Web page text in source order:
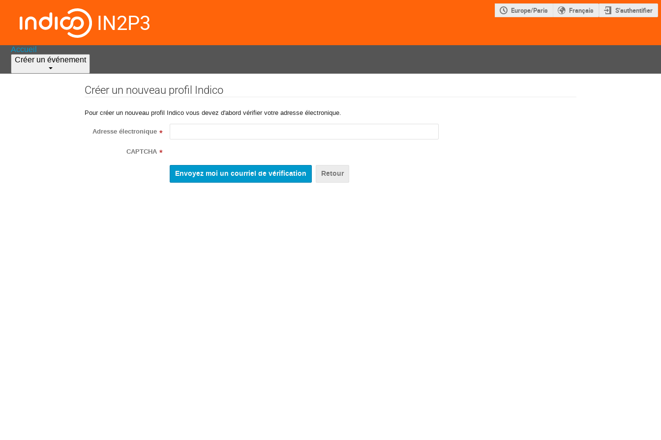
IN2P3 Europe/Paris Français S'authentifier
Accueil
Créer un événement
Créer un nouveau profil Indico
Pour créer un nouveau profil Indico vous devez d'abord vérifier votre adresse électronique.
Adresse électronique *
CAPTCHA *
Retour